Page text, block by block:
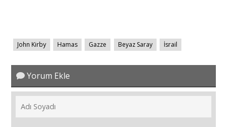
John Kirby Hamas Gazze Beyaz Saray İsrail
Yorum Ekle